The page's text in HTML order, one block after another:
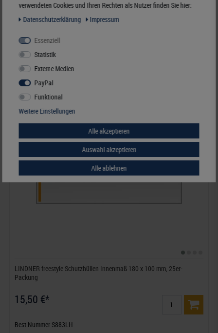
13,00 €*
LINDNER freestyle Schutzhüllen Innenmaß 180 x 100 mm, 25er-
Packung
15,50 €*
Best.Nummer S883LH
verwendeten Cookies und Ihren Rechten als Nutzer finden Sie hier:
Daten­schutz­erklärung
Impressum
Essenziell
Statistik
Externe Medien
PayPal
Funktional
Weitere Einstellungen
Alle akzeptieren
Auswahl akzeptieren
Alle ablehnen